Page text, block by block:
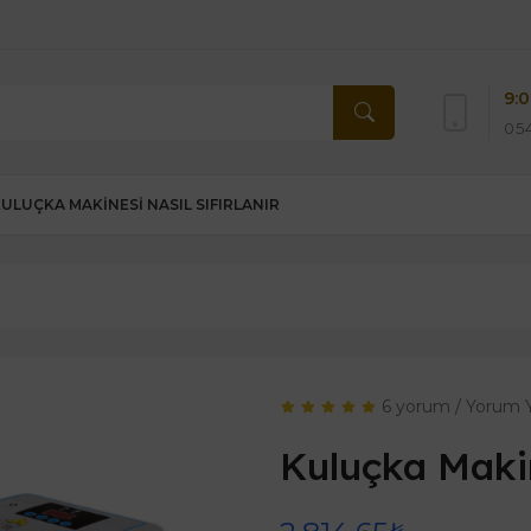
MAKINESI NASIL SIFIRLANIR
6 yorum / Yorum
Kuluçka